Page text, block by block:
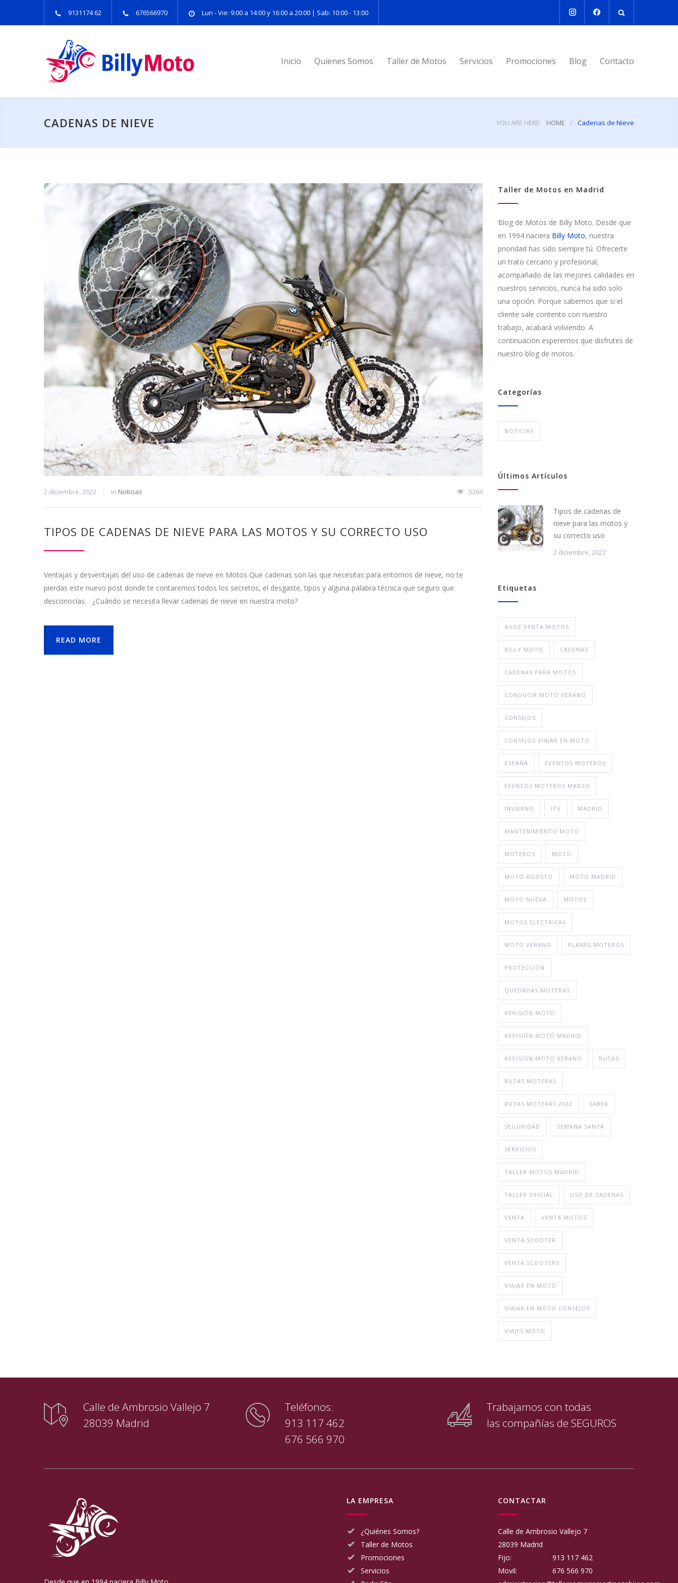
9131174 62 676566970 Lun - Vie: 9:00 a 14:00 y 16:00 a 20:00 | Sab: 10:00 - 13:00
Inicio Quienes Somos Taller de Motos Servicios Promociones Blog Contacto
CADENAS DE NIEVE YOU ARE HERE: HOME / Cadenas de Nieve
2 diciembre, 2022 In Noticias 5269
TIPOS DE CADENAS DE NIEVE PARA LAS MOTOS Y SU CORRECTO USO
Ventajas y desventajas del uso de cadenas de nieve en Motos Que cadenas son las que necesitas para entornos de nieve, no te
pierdas este nuevo post donde te contaremos todos los secretos, el desgaste, tipos y alguna palabra técnica que seguro que
desconocías. ¿Cuándo se necesita llevar cadenas de nieve en nuestra moto?
READ MORE
Taller de Motos en Madrid
Blog de Motos de Billy Moto. Desde que
en 1994 naciera Billy Moto, nuestra
prioridad has sido siempre tú. Ofrecerte
un trato cercano y profesional,
acompañado de las mejores calidades en
nuestros servicios, nunca ha sido solo
una opción. Porque sabemos que si el
cliente sale contento con nuestro
trabajo, acabará volviendo. A
continuación esperemos que disfrutes de
nuestro blog de motos.
Categorías
NOTICIAS
Últimos Artículos
Tipos de cadenas de
nieve para las motos y
su correcto uso
2 diciembre, 2022
Etiquetas
AUGE VENTA MOTOS
BILLY MOTO CADENAS
CADENAS PARA MOTOS
CONDUCIR MOTO VERANO
CONSEJOS
CONSEJOS VIAJAR EN MOTO
ESPAÑA EVENTOS MOTEROS
EVENTOS MOTEROS MARZO
INVIERNO ITV MADRID
MANTENIMIENTO MOTO
MOTEROS MOTO
MOTO AGOSTO MOTO MADRID
MOTO NUEVA MOTOS
MOTOS ELECTRICAS
MOTO VERANO PLANES MOTEROS
PROTECCIÓN
QUEDADAS MOTERAS
REVISIÓN MOTO
REVISIÓN MOTO MADRID
REVISIÓN MOTO VERANO RUTAS
RUTAS MOTERAS
RUTAS MOTERAS 2022 SABER
SEGURIDAD SEMANA SANTA
SERVICIOS
TALLER MOTOS MADRID
TALLER OFICIAL USO DE CADENAS
VENTA VENTA MOTOS
VENTA SCOOTER
VENTA SCOOTERS
VIAJAR EN MOTO
VIAJAR EN MOTO CONSEJOS
VIAJES MOTO
Calle de Ambrosio Vallejo 7
28039 Madrid
Teléfonos:
913 117 462
676 566 970
Trabajamos con todas
las compañías de SEGUROS
LA EMPRESA
¿Quiénes Somos?
Taller de Motos
Promociones
Servicios
CONTACTAR
Calle de Ambrosio Vallejo 7
28039 Madrid
Fijo:
913 117 462
Movil:
676 566 970